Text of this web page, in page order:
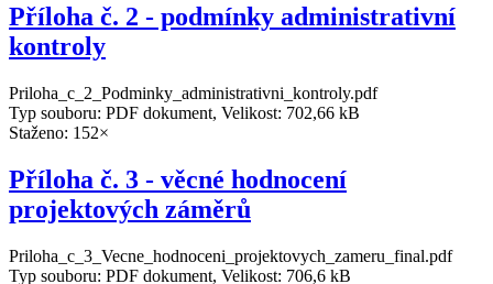
Příloha č. 2 - podmínky administrativní
kontroly
Priloha_c_2_Podminky_administrativni_kontroly.pdf
Typ souboru: PDF dokument, Velikost: 702,66 kB
Staženo: 152×
Příloha č. 3 - věcné hodnocení
projektových záměrů
Priloha_c_3_Vecne_hodnoceni_projektovych_zameru_final.pdf
Typ souboru: PDF dokument, Velikost: 706,6 kB